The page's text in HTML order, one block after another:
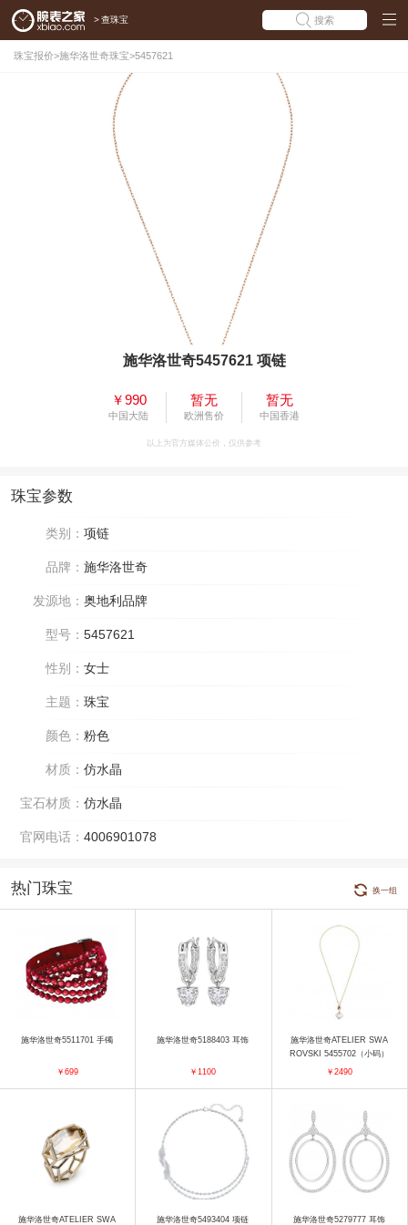
> 查珠宝 搜索
珠宝报价>施华洛世奇珠宝>5457621
施华洛世奇5457621 项链
￥990
中国大陆
暂无
欧洲售价
暂无
中国香港
以上为官方媒体公价，仅供参考
珠宝参数
类别： 项链
品牌： 施华洛世奇
发源地： 奥地利品牌
型号： 5457621
性别： 女士
主题： 珠宝
颜色： 粉色
材质： 仿水晶
宝石材质： 仿水晶
官网电话： 4006901078
热门珠宝 换一组
施华洛世奇5511701 手镯
￥699
施华洛世奇5188403 耳饰
￥1100
施华洛世奇ATELIER SWA
ROVSKI 5455702（小码）
项链
￥2490
施华洛世奇ATELIER SWA 施华洛世奇5493404 项链 施华洛世奇5279777 耳饰